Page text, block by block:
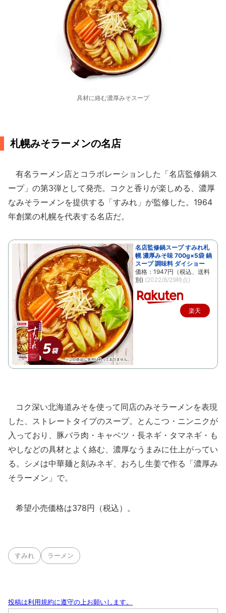
具材に絡む濃厚みそスープ
札幌みそラーメンの名店
有名ラーメン店とコラボレーションした「名店監修鍋ス
ープ」の第3弾として発売。コクと香りが楽しめる、濃厚
なみそラーメンを提供する「すみれ」が監修した。1964
年創業の札幌を代表する名店だ。
名店監修鍋スープ すみれ札
幌 濃厚みそ味 700g×5袋 鍋
スープ 調味料 ダイショー
価格：1947円（税込、送料
別) (2022/8/29時点)
楽天
コク深い北海道みそを使って同店のみそラーメンを表現
した、ストレートタイプのスープ。とんこつ・ニンニクが
入っており、豚バラ肉・キャベツ・長ネギ・タマネギ・も
やしなどの具材とよく絡む、濃厚なうまみに仕上がってい
る。シメは中華麺と刻みネギ、おろし生姜で作る「濃厚み
そラーメン」で。
希望小売価格は378円（税込）。
すみれ ラーメン